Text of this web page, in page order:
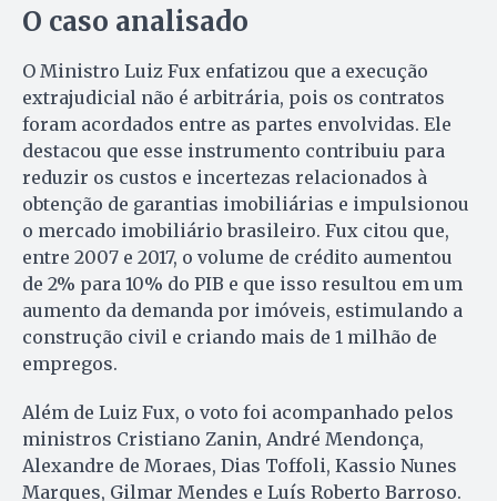
O caso analisado
O Ministro Luiz Fux enfatizou que a execução
extrajudicial não é arbitrária, pois os contratos
foram acordados entre as partes envolvidas. Ele
destacou que esse instrumento contribuiu para
reduzir os custos e incertezas relacionados à
obtenção de garantias imobiliárias e impulsionou
o mercado imobiliário brasileiro. Fux citou que,
entre 2007 e 2017, o volume de crédito aumentou
de 2% para 10% do PIB e que isso resultou em um
aumento da demanda por imóveis, estimulando a
construção civil e criando mais de 1 milhão de
empregos.
Além de Luiz Fux, o voto foi acompanhado pelos
ministros Cristiano Zanin, André Mendonça,
Alexandre de Moraes, Dias Toffoli, Kassio Nunes
Marques, Gilmar Mendes e Luís Roberto Barroso.